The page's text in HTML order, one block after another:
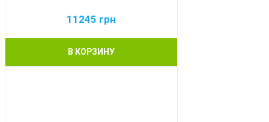
11245 грн
В КОРЗИНУ